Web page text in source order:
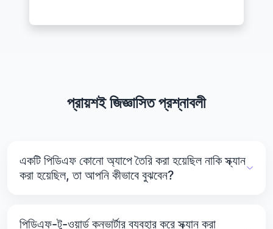
প্রায়শই জিজ্ঞাসিত প্রশ্নাবলী
একটি পিডিএফ কোনো অ্যাপে তৈরি করা হয়েছিল নাকি স্ক্যান
করা হয়েছিল, তা আপনি কীভাবে বুঝবেন?
Reader-এর মতো একটি পিডিএফ ভিউয়ারে পিডিএফটি খুলুন। কিছু টেক্সট
পিডিএফ-টু-ওয়ার্ড কনভার্টার ব্যবহার করে স্ক্যান করা